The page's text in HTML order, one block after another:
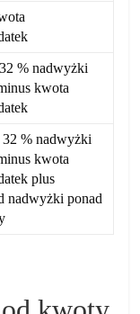
% nadwyżki
kwota
32 % nadwyżki
kwota
plus
nadwyżki ponad